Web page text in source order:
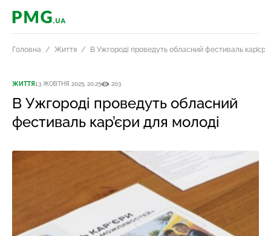
PMG.ua
Головна Життя В Ужгороді проведуть обласний фестиваль
ЖИТТЯ13 ЖОВТНЯ 2025, 20:25 203
В Ужгороді проведуть обласний
фестиваль кар’єри для молоді